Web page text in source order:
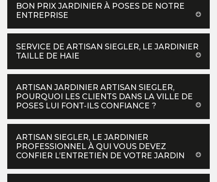
BON PRIX JARDINIER À POSES DE NOTRE
ENTREPRISE
SERVICE DE ARTISAN SIEGLER, LE JARDINIER
TAILLE DE HAIE
ARTISAN JARDINIER ARTISAN SIEGLER,
POURQUOI LES CLIENTS DANS LA VILLE DE
POSES LUI FONT-ILS CONFIANCE ?
ARTISAN SIEGLER, LE JARDINIER
PROFESSIONNEL À QUI VOUS DEVEZ
CONFIER L’ENTRETIEN DE VOTRE JARDIN